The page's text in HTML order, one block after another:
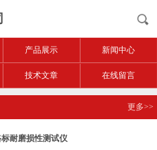
产品展示 新闻中心
技术文章 在线留言
更多>>
耐磨损性测试仪